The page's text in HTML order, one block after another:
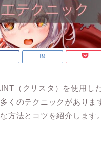
（クリスタ）を使用し
くのテクニックがありま
方法とコツを紹介します。